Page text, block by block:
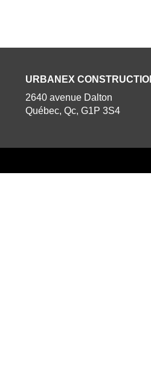
URBANEX
2640 avenue Dalton
Québec, Qc, G1P 3S4